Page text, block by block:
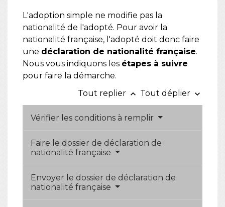
L'adoption simple ne modifie pas la
nationalité de l'adopté. Pour avoir la
nationalité française, l'adopté doit donc faire
une déclaration de nationalité française.
Nous vous indiquons les étapes à suivre
pour faire la démarche.
Tout replier keyboard_arrow_up Tout déplier keyboard_arrow_down
Vérifier les conditions à remplir
Faire le dossier de déclaration de
nationalité française
Envoyer le dossier de déclaration de
nationalité française